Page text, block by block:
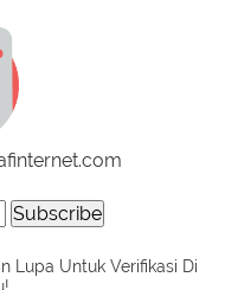
Lupa Untuk Verifikasi Di